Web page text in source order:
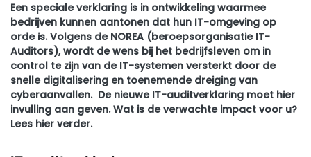
Een speciale verklaring is in ontwikkeling waarmee
bedrijven kunnen aantonen dat hun IT-omgeving op
orde is. Volgens de NOREA (beroepsorganisatie IT-
Auditors), wordt de wens bij het bedrijfsleven om in
control te zijn van de IT-systemen versterkt door de
snelle digitalisering en toenemende dreiging van
cyberaanvallen. De nieuwe IT-auditverklaring moet hier
invulling aan geven. Wat is de verwachte impact voor u?
Lees hier verder.